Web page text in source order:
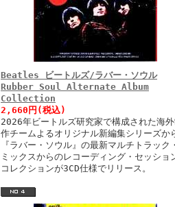
Beatles ビートルズ/ラバー・ソウル
Rubber Soul Alternate Album
Collection
2,660円(税込)
2026年ビートルズ研究家で構成された海外
作チームよるオリジナル新編集シリーズか
『ラバー・ソウル』の最新マルチトラック
ミックスからのレコーディング・セッショ
コレクションが3CD仕様でリリース。